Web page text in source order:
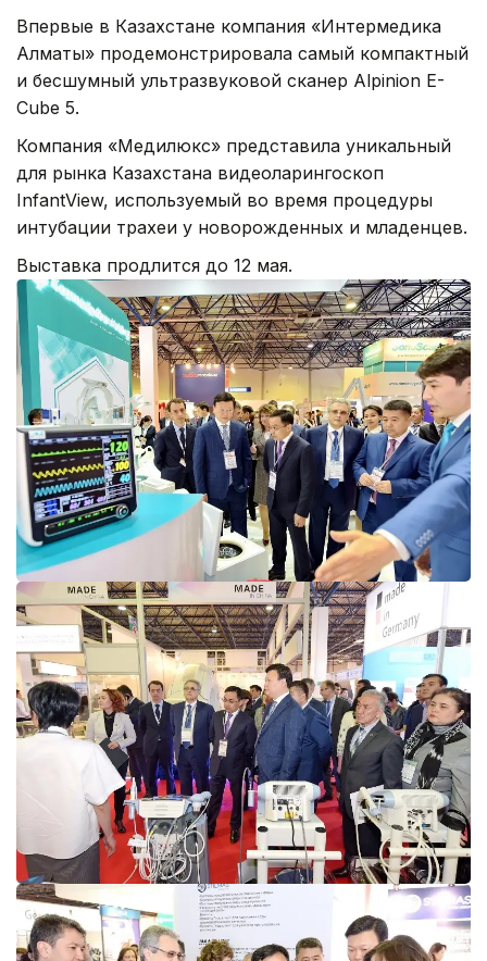
Впервые в Казахстане компания «Интермедика
Алматы» продемонстрировала самый компактный
и бесшумный ультразвуковой сканер Alpinion E-
Cube 5.
Компания «Медилюкс» представила уникальный
для рынка Казахстана видеоларингоскоп
InfantView, используемый во время процедуры
интубации трахеи у новорожденных и младенцев.
Выставка продлится до 12 мая.